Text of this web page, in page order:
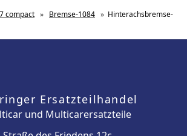
compact » Bremse-1084 » Hinterachsbremse-
Ersatzteilhandel
und Multicarersatzteile